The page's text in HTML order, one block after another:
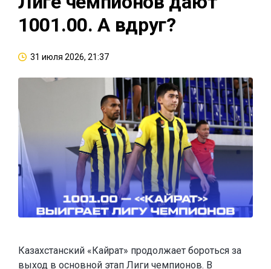
1001.00. А вдруг?
31 июля 2026, 21:37
Казахстанский «Кайрат» продолжает бороться за
выход в основной этап Лиги чемпионов. В